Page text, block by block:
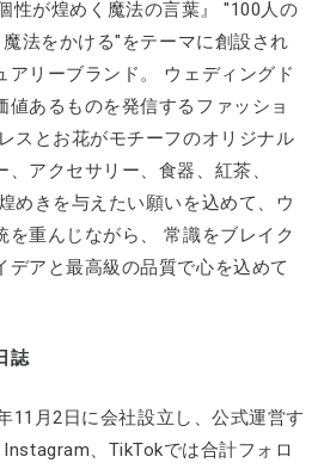
性が煌めく魔法の言葉』 "100人の
法をかける"をテーマに創設され
アリーブランド。 ウェディングド
値あるものを発信するファッショ
スとお花がモチーフのオリジナル
アクセサリー、食器、紅茶、
めきを与えたい願いを込めて、ウ
を重んじながら、 常識をブレイク
デアと最高級の品質で心を込めて
誌
11月2日に会社設立し、公式運営す
、TikTokでは合計フォロ